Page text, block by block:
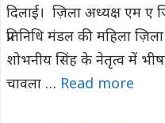
दिलाई। ज़िला अध्यक्ष एम ए
प्रतिनिधि मंडल की महिला
शोभनीय सिंह के नेतृत्व में
चावला … Read more